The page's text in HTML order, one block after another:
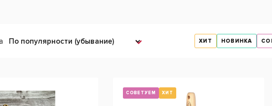
ХИТ НОВИНКА
СОВЕТУЕМ ХИТ